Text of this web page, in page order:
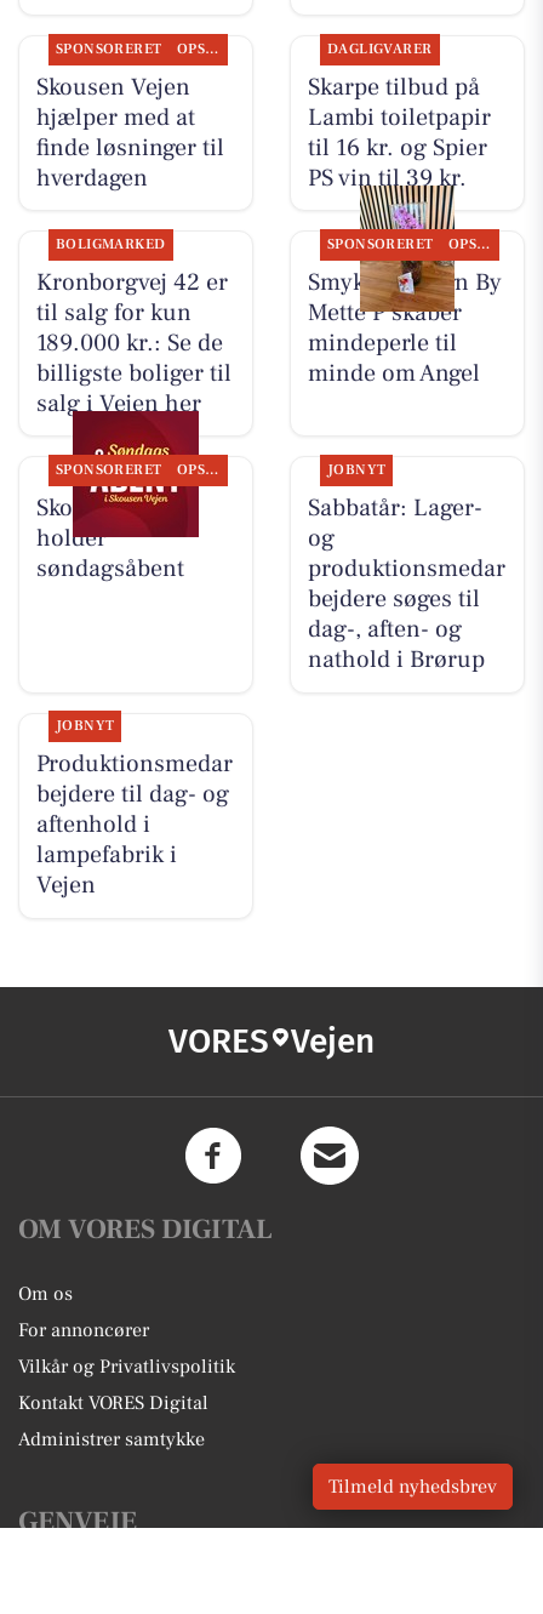
SPONSORERET OPSLAGSTAVLEN
Skousen Vejen
hjælper med at
finde løsninger til
hverdagen
DAGLIGVARER
Skarpe tilbud på
Lambi toiletpapir
til 16 kr. og Spier
PS vin til 39 kr.
BOLIGMARKED
Kronborgvej 42 er
til salg for kun
189.000 kr.: Se de
billigste boliger til
salg i Vejen her
SPONSORERET OPSLAGSTAVLEN
Smykke Design By
Mette P skaber
mindeperle til
minde om Angel
SPONSORERET OPSLAGSTAVLEN
Skousen Vejen
holder
søndagsåbent
JOBNYT
Sabbatår: Lager-
og
produktionsmedar
bejdere søges til
dag-, aften- og
nathold i Brørup
JOBNYT
Produktionsmedar
bejdere til dag- og
aftenhold i
lampefabrik i
Vejen
VORES Vejen
OM VORES DIGITAL
Om os
For annoncører
Vilkår og Privatlivspolitik
Kontakt VORES Digital
Administrer samtykke
GENVEJE
Tilmeld nyhedsbrev